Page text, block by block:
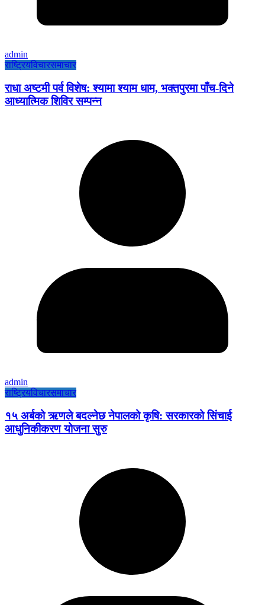
admin
राष्ट्रियविचारसमाचार
राधा अष्टमी पर्व विशेष: श्यामा श्याम धाम, भक्तपुरमा पाँच-दिने
आध्यात्मिक शिविर सम्पन्न
admin
राष्ट्रियविचारसमाचार
१५ अर्बको ऋणले बदल्नेछ नेपालको कृषि: सरकारको सिंचाई
आधुनिकीकरण योजना सुरु